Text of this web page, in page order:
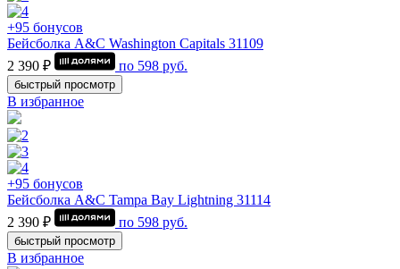
+95 бонусов
Бейсболка A&C Washington Capitals 31109
2 390 ₽
по 598 руб.
быстрый просмотр
В избранное
+95 бонусов
Бейсболка A&C Tampa Bay Lightning 31114
2 390 ₽
по 598 руб.
быстрый просмотр
В избранное